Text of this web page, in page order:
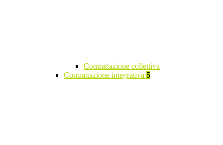
Contrattazione collettiva
Contrattazione integrativa 5